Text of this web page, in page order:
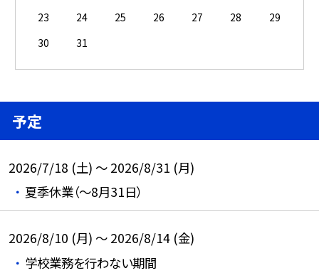
23
24 25 26 27 28
29
30
31
予定
2026/7/18 (土) ～ 2026/8/31 (月)
夏季休業（～8月31日）
2026/8/10 (月) ～ 2026/8/14 (金)
学校業務を行わない期間